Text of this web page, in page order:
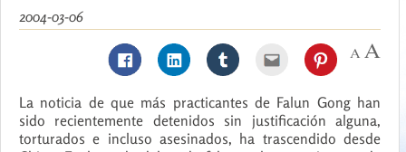
2004-03-06
La noticia de que más practicantes de Falun Gong han
sido recientemente detenidos sin justificación alguna,
torturados e incluso asesinados, ha trascendido desde